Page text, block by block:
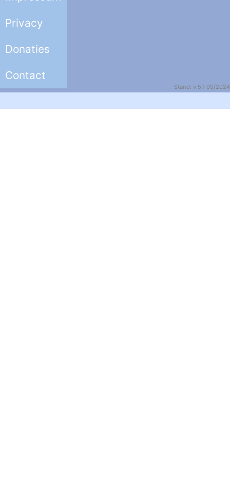
Privacy
Donaties
Contact
Stand: v.5.1 09/2024